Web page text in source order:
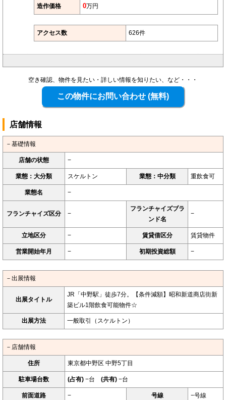
造作価格 0万円
アクセス数 626件
空き確認、物件を見たい・詳しい情報を知りたい、など・・・
店舗情報
－基礎情報
店舗の状態 −
業態：大分類 スケルトン 業態：中分類 重飲食可
業態名 −
フランチャイズ区分 −
フランチャイズブラ
ンド名
−
立地区分 − 賃貸借区分 賃貸物件
営業開始年月 − 初期投資総額 −
－出展情報
出展タイトル
JR「中野駅」徒歩7分。【条件減額】昭和新道商店街新
築ビル1階飲食可能物件☆
出展方法 一般取引（スケルトン）
－店舗情報
住所 東京都中野区 中野5丁目
駐車場台数 (占有) −台 (共有) −台
前面道路 − 号線 −号線